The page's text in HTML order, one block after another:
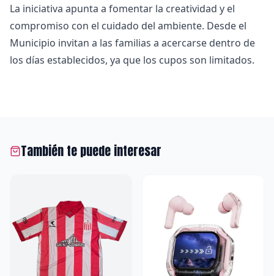
La iniciativa apunta a fomentar la creatividad y el
compromiso con el cuidado del ambiente. Desde el
Municipio invitan a las familias a acercarse dentro de
los días establecidos, ya que los cupos son limitados.
También te puede interesar